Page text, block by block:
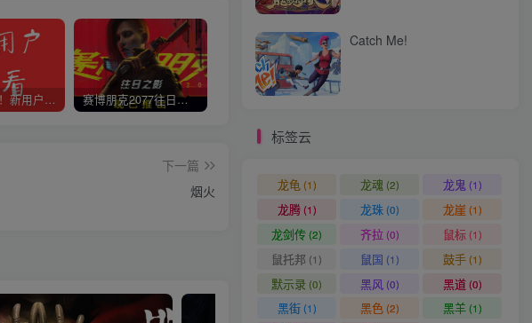
新用户必看！新用户必看！新用户必看！！！ 赛博朋克2077往日之影 使命召唤/COD 不要问，问就回答没有
下一篇
烟火
Catch Me!
标签云
龙龟 (1) 龙魂 (2) 龙鬼 (1)
龙腾(1) 龙珠(0) 龙崖 (1)
龙剑传(2) 齐拉(0) 鼠标(1)
鼠托邦 (1) 鼠国 (1) 鼓手(1)
默示录 (0) 黑风 (0) 黑道(0)
黑街(1) 黑色(2) 黑羊(1)